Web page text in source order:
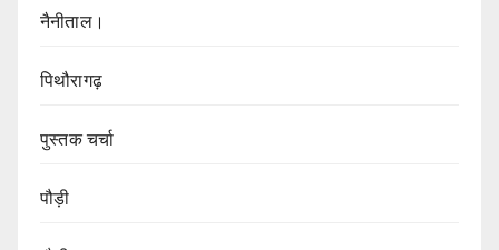
नैनीताल।
पिथौरागढ़
पुस्तक चर्चा
पौड़ी